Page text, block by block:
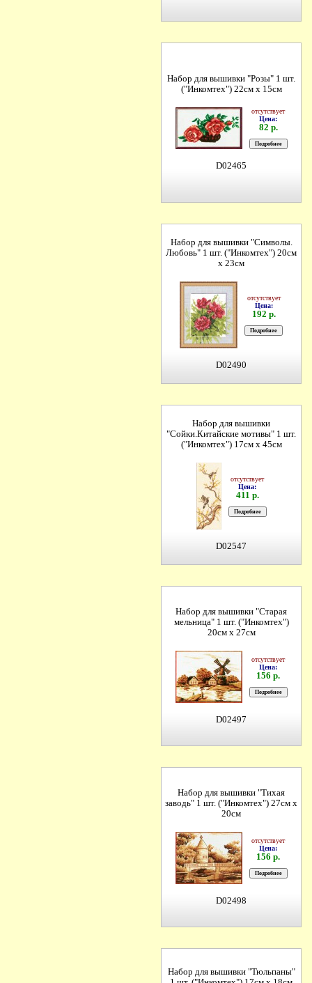
Набор для вышивки "Розы" 1 шт.
("Инкомтех") 22см х 15см
отсутствует
Цена:
82 р.
D02465
Набор для вышивки "Символы.
Любовь" 1 шт. ("Инкомтех") 20см
х 23см
отсутствует
Цена:
192 р.
D02490
Набор для вышивки
"Сойки.Китайские мотивы" 1 шт.
("Инкомтех") 17см х 45см
отсутствует
Цена:
411 р.
D02547
Набор для вышивки "Старая
мельница" 1 шт. ("Инкомтех")
20см х 27см
отсутствует
Цена:
156 р.
D02497
Набор для вышивки "Тихая
заводь" 1 шт. ("Инкомтех") 27см х
20см
отсутствует
Цена:
156 р.
D02498
Набор для вышивки "Тюльпаны"